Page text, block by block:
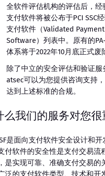
全软件评估机构的评估后，经
支付软件将被公布于PCI SSC
支付软件（Validated Payment
Software）列表中。原有的
体系将于2022年10月底正式废
除了中立的安全评估和验证服
atsec可以为您提供咨询支持
达到上述标准的合规。
么我们的服务对您很
是面向支付软件安全设计和
付软件的安全性是支付交易流
是实现可靠、准确支付交易的
泛的支付软件类型、技术和开